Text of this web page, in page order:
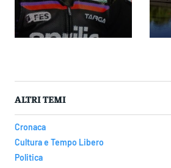
ALTRI TEMI
Cronaca
Cultura e Tempo Libero
Politica